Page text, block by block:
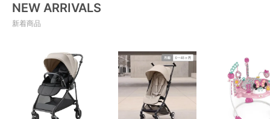
NEW ARRIVALS
新着商品